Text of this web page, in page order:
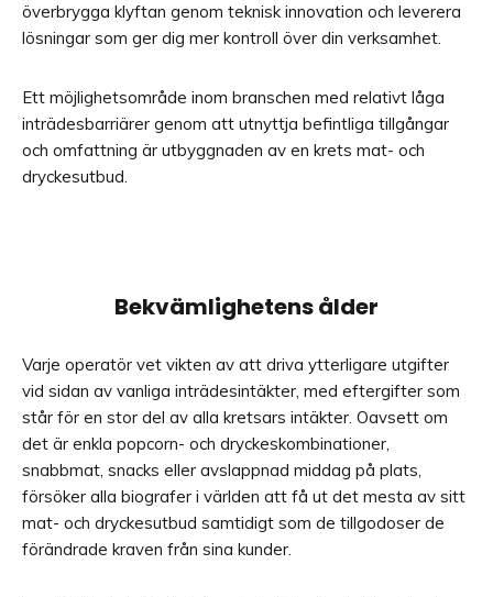
överbrygga klyftan genom teknisk innovation och leverera
lösningar som ger dig mer kontroll över din verksamhet.
Ett möjlighetsområde inom branschen med relativt låga
inträdesbarriärer genom att utnyttja befintliga tillgångar
och omfattning är utbyggnaden av en krets mat- och
dryckesutbud.
Bekvämlighetens ålder
Varje operatör vet vikten av att driva ytterligare utgifter
vid sidan av vanliga inträdesintäkter, med eftergifter som
står för en stor del av alla kretsars intäkter. Oavsett om
det är enkla popcorn- och dryckeskombinationer,
snabbmat, snacks eller avslappnad middag på plats,
försöker alla biografer i världen att få ut det mesta av sitt
mat- och dryckesutbud samtidigt som de tillgodoser de
förändrade kraven från sina kunder.